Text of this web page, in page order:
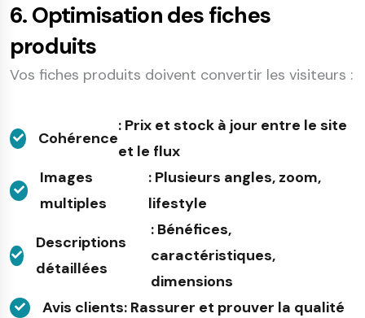
6. Optimisation des fiches
produits
Vos fiches produits doivent convertir les visiteurs :
Cohérence
: Prix et stock à jour entre le site
et le flux
Images
multiples
: Plusieurs angles, zoom,
lifestyle
Descriptions
détaillées
: Bénéfices,
caractéristiques,
dimensions
Avis clients: Rassurer et prouver la qualité